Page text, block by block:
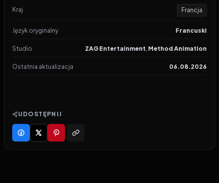
Kraj Francja
Język oryginalny Francuski
Studio ZAG Entertainment, Method Animation
Ostatnia aktualizacja 06.08.2026
UDOSTĘPNIJ